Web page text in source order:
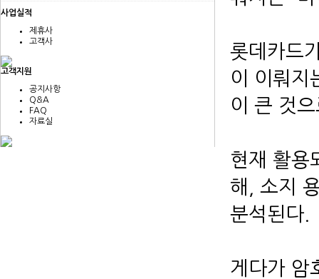
사업실적
제휴사
고객사
고객지원
공지사항
Q&A
FAQ
자료실
롯데카드
이 이뤄지
이 큰 것
현재 활용
해, 소지
분석된다.
게다가 암